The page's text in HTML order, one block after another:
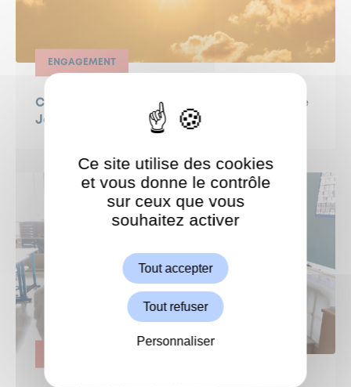
ENGAGEMENT
CANICULE - semaine du 22 juin : la lettre de
Jeanne Bécart, Maire de Garches
ShareThis est désactivé.
Ce site utilise des cookies
et vous donne le contrôle
sur ceux que vous
souhaitez activer
Tout accepter
Tout refuser
Personnaliser